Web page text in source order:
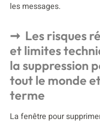
les messages.
Les risques
et limites
la suppression
tout le monde
terme
La fenêtre pour